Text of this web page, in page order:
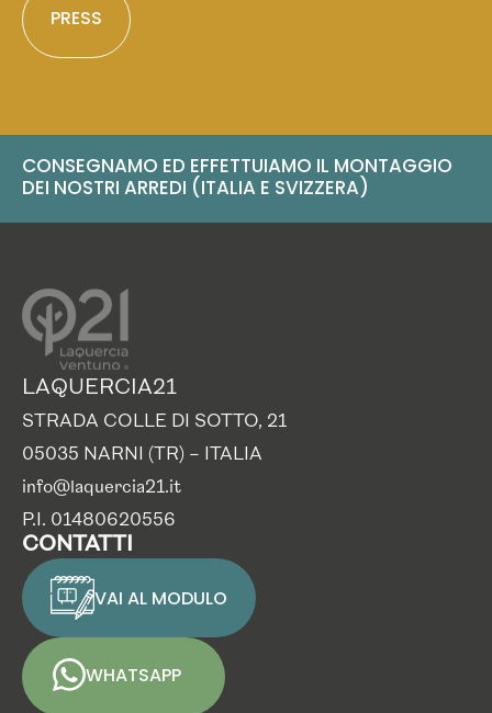
PRESS
CONSEGNAMO ED EFFETTUIAMO IL MONTAGGIO
DEI NOSTRI ARREDI (ITALIA E SVIZZERA)
LAQUERCIA21
STRADA COLLE DI SOTTO, 21
05035 NARNI (TR) – ITALIA
info@laquercia21.it
P.I. 01480620556
CONTATTI
VAI AL MODULO
WHATSAPP